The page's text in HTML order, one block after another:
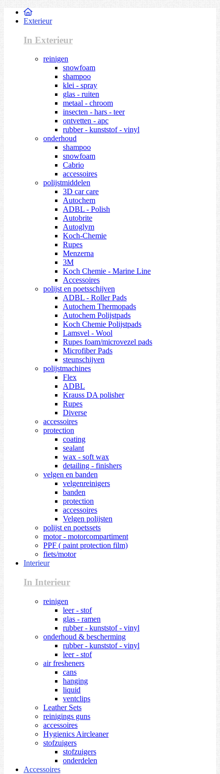
Exterieur
In Exterieur
reinigen
snowfoam
shampoo
klei - spray
glas - ruiten
metaal - chroom
insecten - hars - teer
ontvetten - apc
rubber - kunststof - vinyl
onderhoud
shampoo
snowfoam
Cabrio
accessoires
polijstmiddelen
3D car care
Autochem
ADBL - Polish
Autobrite
Autoglym
Koch-Chemie
Rupes
Menzerna
3M
Koch Chemie - Marine Line
Accessoires
polijst en poetsschijven
ADBL - Roller Pads
Autochem Thermopads
Autochem Polijstpads
Koch Chemie Polijstpads
Lamsvel - Wool
Rupes foam/microvezel pads
Microfiber Pads
steunschijven
polijstmachines
Flex
ADBL
Krauss DA polisher
Rupes
Diverse
accessoires
protection
coating
sealant
wax - soft wax
detailing - finishers
velgen en banden
velgenreinigers
banden
protection
accessoires
Velgen polijsten
polijst en poetssets
motor - motorcompartiment
PPF ( paint protection film)
fiets/motor
Interieur
In Interieur
reinigen
leer - stof
glas - ramen
rubber - kunststof - vinyl
onderhoud & bescherming
rubber - kunststof - vinyl
leer - stof
air fresheners
cans
hanging
liquid
ventclips
Leather Sets
reinigings guns
accessoires
Hygienics Aircleaner
stofzuigers
stofzuigers
onderdelen
Accessoires